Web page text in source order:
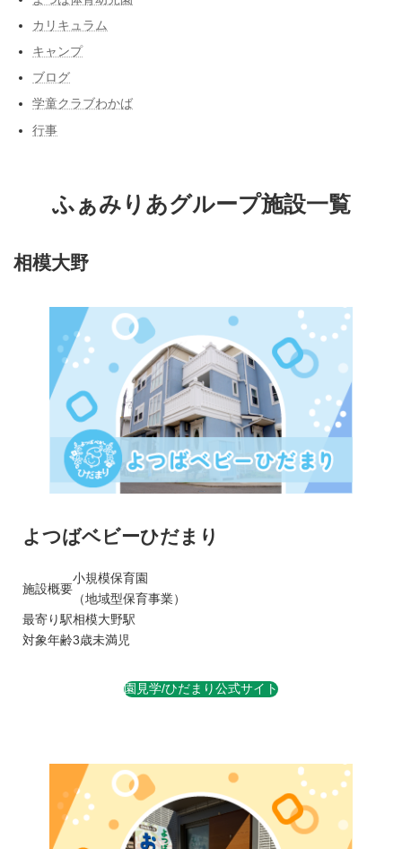
カリキュラム
キャンプ
ブログ
学童クラブわかば
行事
ふぁみりあグループ施設一覧
相模大野
よつばベビーひだまり
施設概要
小規模保育園
（地域型保育事業）
最寄り駅相模大野駅
対象年齢3歳未満児
園見学/ひだまり公式サイト